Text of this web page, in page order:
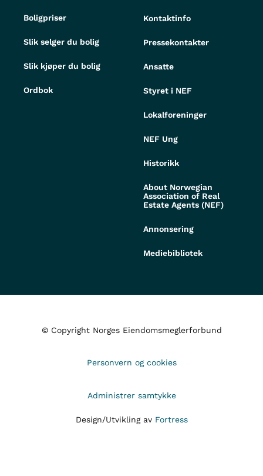
Boligpriser
Slik selger du bolig
Slik kjøper du bolig
Ordbok
Kontaktinfo
Pressekontakter
Ansatte
Styret i NEF
Lokalforeninger
NEF Ung
Historikk
About Norwegian
Association of Real
Estate Agents (NEF)
Annonsering
Mediebibliotek
© Copyright Norges Eiendomsmeglerforbund
Personvern og cookies
Administrer samtykke
Design/Utvikling av Fortress